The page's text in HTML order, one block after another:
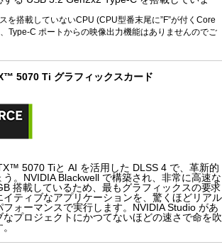
を搭載していないCPU (CPU型番末尾に”F”が付くCore
Type-C ポートからの映像出力機能はありませんのでご
5070 Ti グラフィックスカード
5070 Tiと AI を活用した DLSS 4 で、革新的
。NVIDIA Blackwell で構築され、非常に高速な
搭載しているため、最もグラフィックスの要求
ティブなアプリケーションを、驚くほどリアル
ォーマンスで実行します。NVIDIA Studio があ
プロジェクトにかつてないほどの速さで命を吹